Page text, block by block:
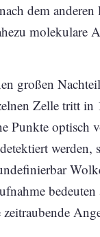
dem anderen
molekulare
großen
Zelle tritt
Punkte optisch
werden,
bedeuten